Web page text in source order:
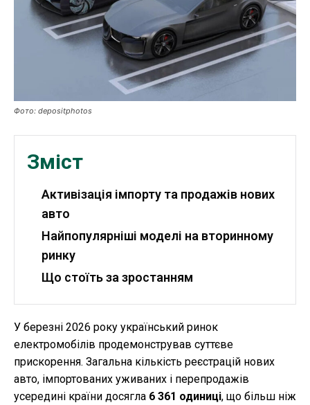
Курс валют
Ми в соц. мережах
Фото: depositphotos
Зміст
Активізація імпорту та продажів нових
авто
Найпопулярніші моделі на вторинному
ринку
Що стоїть за зростанням
У березні 2026 року український ринок
електромобілів продемонстрував суттєве
прискорення. Загальна кількість реєстрацій нових
авто, імпортованих уживаних і перепродажів
усередині країни досягла 6 361 одиниці, що більш ніж